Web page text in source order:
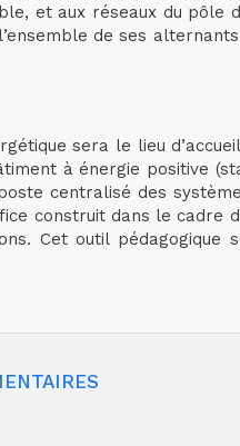
et aux réseaux du pôle
de ses
sera le lieu
à énergie positive
centralisé des
construit dans le cadre
Cet outil pédagogique